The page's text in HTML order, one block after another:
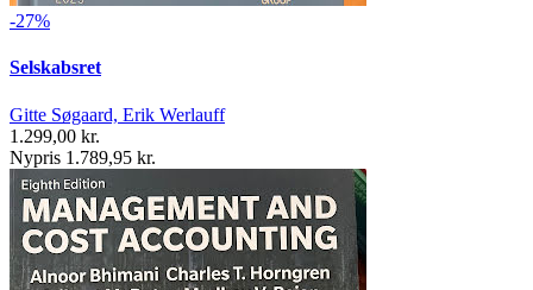
-27%
Selskabsret
Gitte Søgaard, Erik Werlauff
1.299,00 kr.
Nypris 1.789,95 kr.